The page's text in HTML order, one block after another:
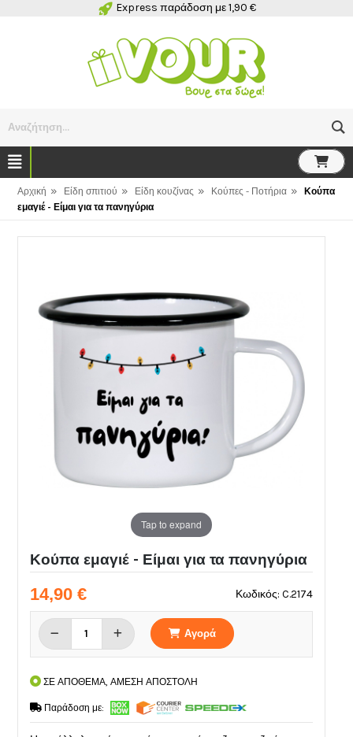
Express παράδοση με 1,90 €
Αναζήτηση...
Αρχική » Είδη σπιτιού » Είδη κουζίνας » Κούπες - Ποτήρια »
Κούπα
εμαγιέ - Είμαι για τα πανηγύρια
Tap to expand
Κούπα εμαγιέ - Είμαι για τα πανηγύρια
Κωδικός: C.2174
14,90 €
Αγορά
ΣΕ ΑΠΟΘΕΜΑ, ΑΜΕΣΗ ΑΠΟΣΤΟΛΗ
Παράδοση με: